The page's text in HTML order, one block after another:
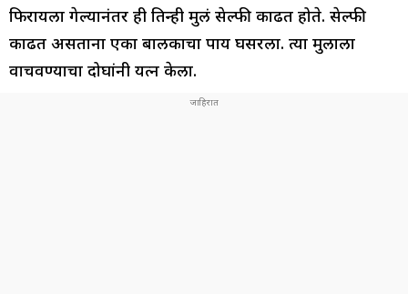
फिरायला गेल्यानंतर ही तिन्ही मुलं सेल्फी काढत होते. सेल्फी
काढत असताना एका बालकाचा पाय घसरला. त्या मुलाला
वाचवण्याचा दोघांनी प्रयत्न केला.